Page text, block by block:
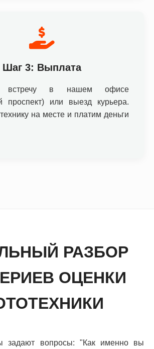
Шаг 3: Выплата
встречу в нашем офисе
проспект) или выезд курьера.
на месте и платим деньги
РАЗБОР
ОЦЕНКИ
задают вопросы: "Как именно вы